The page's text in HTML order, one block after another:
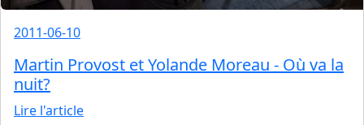
2011-06-10
Martin Provost et Yolande Moreau - Où va la
nuit?
Lire l'article